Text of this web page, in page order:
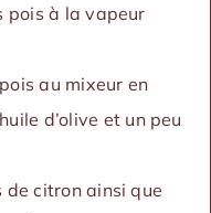
pois à la vapeur
au mixeur en
d’olive et un peu
de citron ainsi que